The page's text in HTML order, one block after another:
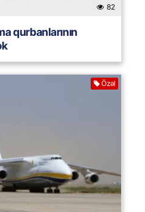
82
qurbanlarının
Özəl